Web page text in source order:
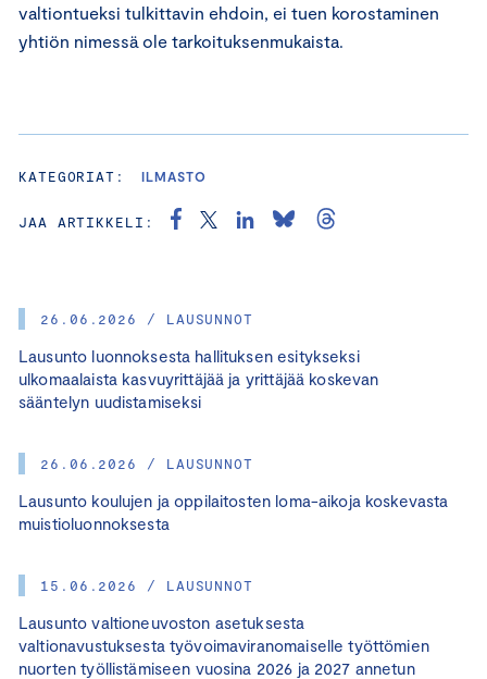
26.06.2026 / LAUSUNNOT
Lausunto luonnoksesta hallituksen esitykseksi
ulkomaalaista kasvuyrittäjää ja yrittäjää koskevan
sääntelyn uudistamiseksi
26.06.2026 / LAUSUNNOT
Lausunto koulujen ja oppilaitosten loma-aikoja koskevasta
muistioluonnoksesta
15.06.2026 / LAUSUNNOT
Lausunto valtioneuvoston asetuksesta
valtionavustuksesta työvoimaviranomaiselle työttömien
nuorten työllistämiseen vuosina 2026 ja 2027 annetun
valtiontueksi tulkittavin ehdoin, ei tuen korostaminen
yhtiön nimessä ole tarkoituksenmukaista.
KATEGORIAT: ILMASTO
JAA ARTIKKELI: